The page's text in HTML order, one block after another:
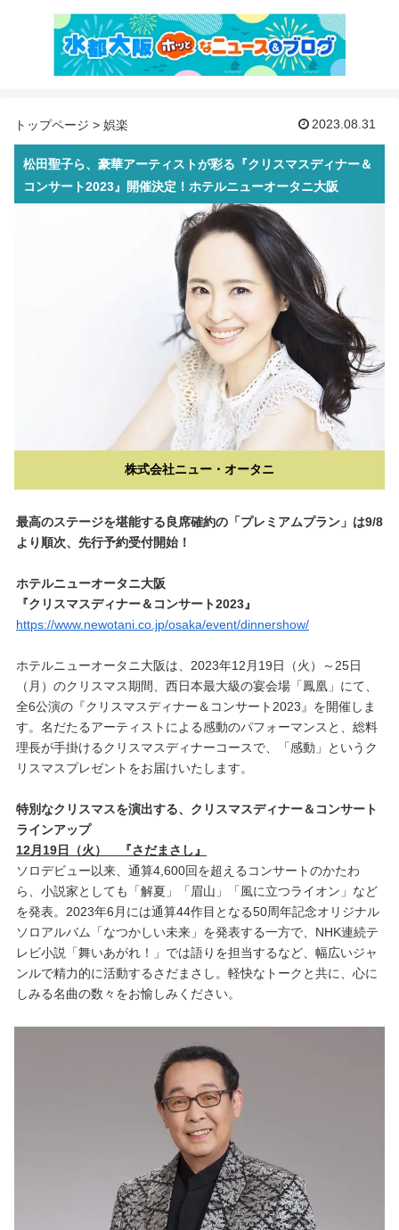
トップページ > 娯楽 2023.08.31
松田聖子ら、豪華アーティストが彩る『クリスマスディナー＆
コンサート2023』開催決定！ホテルニューオータニ大阪
株式会社ニュー・オータニ
最高のステージを堪能する良席確約の「プレミアムプラン」は9/8
より順次、先行予約受付開始！
ホテルニューオータニ大阪
『クリスマスディナー＆コンサート2023』
https://www.newotani.co.jp/osaka/event/dinnershow/
ホテルニューオータニ大阪は、2023年12月19日（火）～25日
（月）のクリスマス期間、西日本最大級の宴会場「鳳凰」にて、
全6公演の『クリスマスディナー＆コンサート2023』を開催しま
す。名だたるアーティストによる感動のパフォーマンスと、総料
理長が手掛けるクリスマスディナーコースで、「感動」というク
リスマスプレゼントをお届けいたします。
特別なクリスマスを演出する、クリスマスディナー＆コンサート
ラインアップ
12月19日（火） 『さだまさし』
ソロデビュー以来、通算4,600回を超えるコンサートのかたわ
ら、小説家としても「解夏」「眉山」「風に立つライオン」など
を発表。2023年6月には通算44作目となる50周年記念オリジナル
ソロアルバム「なつかしい未来」を発表する一方で、NHK連続テ
レビ小説「舞いあがれ！」では語りを担当するなど、幅広いジャ
ンルで精力的に活動するさだまさし。軽快なトークと共に、心に
しみる名曲の数々をお愉しみください。